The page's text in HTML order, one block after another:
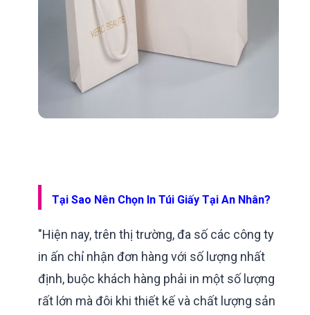
Tại Sao Nên Chọn In Túi Giấy Tại An Nhân?
"Hiện nay, trên thị trường, đa số các công ty
in ấn chỉ nhận đơn hàng với số lượng nhất
định, buộc khách hàng phải in một số lượng
rất lớn mà đôi khi thiết kế và chất lượng sản